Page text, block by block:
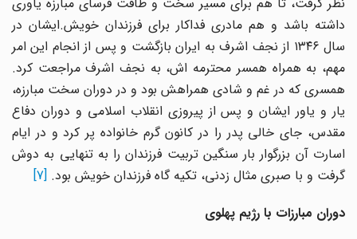
داشته باشد و هم مادری فداکار برای فرزندان خویش.ایشان در
سال ۱۳۴۶ از نجف اشرف به ایران بازگشت و پس از انجام این امر
مهم، به همراه همسر محترمه اش، به نجف اشرف مراجعت کرد.
همسری که در غم و شادی همراهش بود و در دوران سخت مبارزه،
یار و یاور ایشان و پس از پیروزی انقلاب اسلامی و دوران دفاع
مقدس، جای خالی پدر را در کانون گرم خانواده پر کرد و در ایام
اسارت آن بزرگوار بار سنگین تربیت فرزندان را به تنهایی به دوش
گرفت و با صبری مثال زدنی، تکیه گاه فرزندان خویش بود.[7]
دوران مبارزات با رژیم پهلوی